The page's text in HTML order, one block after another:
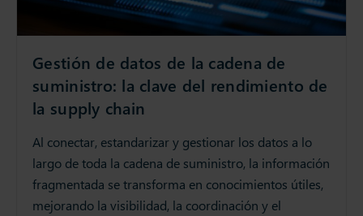
Gestión de datos de la cadena de
suministro: la clave del rendimiento de
la supply chain
Al conectar, estandarizar y gestionar los datos a lo
largo de toda la cadena de suministro, la información
fragmentada se transforma en conocimientos útiles,
mejorando la visibilidad, la coordinación y el